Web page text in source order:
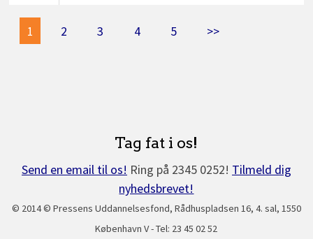
1 2 3 4 5 >>
Tag fat i os!
Send en email til os! Ring på 2345 0252! Tilmeld dig
nyhedsbrevet!
© 2014 © Pressens Uddannelsesfond, Rådhuspladsen 16, 4. sal, 1550
København V - Tel: 23 45 02 52